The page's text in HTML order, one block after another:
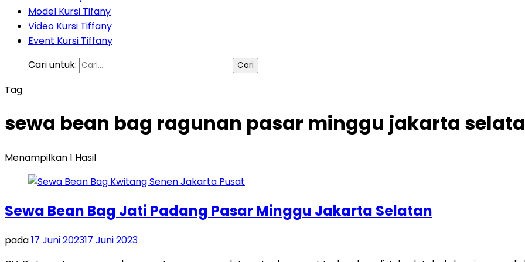
Model Kursi Tifany
Video Kursi Tiffany
Event Kursi Tiffany
Cari untuk:
Tag
sewa bean bag ragunan pasar minggu jakarta
Menampilkan 1 Hasil
Sewa Bean Bag Jati Padang Pasar Minggu Jakarta Selatan
pada17 Juni 202317 Juni 2023